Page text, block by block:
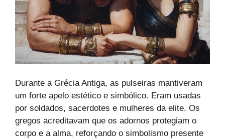
Durante a Grécia Antiga, as pulseiras mantiveram
um forte apelo estético e simbólico. Eram usadas
por soldados, sacerdotes e mulheres da elite. Os
gregos acreditavam que os adornos protegiam o
corpo e a alma, reforçando o simbolismo presente